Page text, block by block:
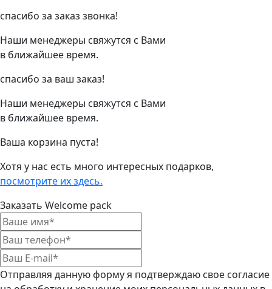
спасибо за заказ звонка!
Наши менеджеры свяжутся с Вами
в ближайшее время.
спасибо за ваш заказ!
Наши менеджеры свяжутся с Вами
в ближайшее время.
Ваша корзина пуста!
Хотя у нас есть много интересных подарков,
посмотрите их здесь.
Заказать Welcome pack
Отправляя данную форму я подтверждаю свое согласие